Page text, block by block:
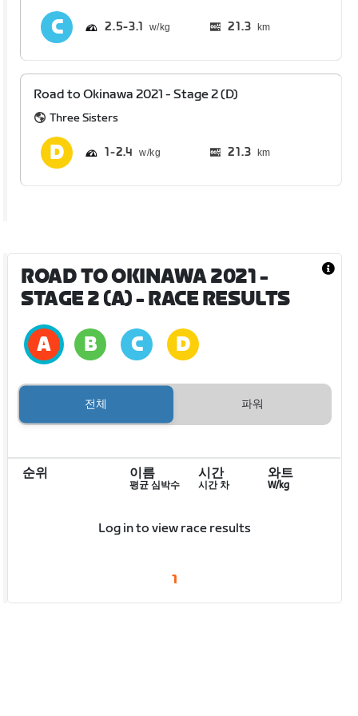
2.5 3.1 21.3 km
Road to Okinawa 2021 - Stage 2 (D)
Three Sisters
1 2.4 21.3 km
ROAD TO OKINAWA 2021 -
STAGE 2 (A)- RACE RESULTS
전체 파워
순위 이름
평균 심박수
시간
시간 차
와트
W/kg
Log in to view race results
1